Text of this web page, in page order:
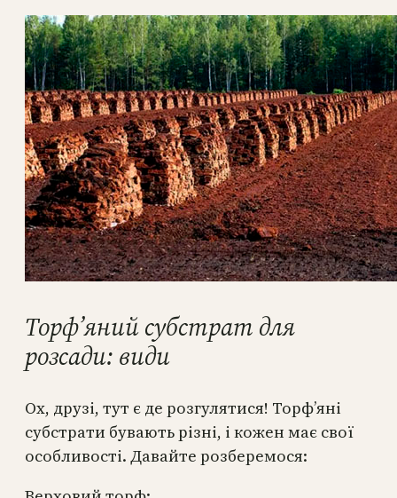
Торф’яний субстрат для
розсади: види
Ох, друзі, тут є де розгулятися! Торф’яні
субстрати бувають різні, і кожен має свої
особливості. Давайте розберемося: